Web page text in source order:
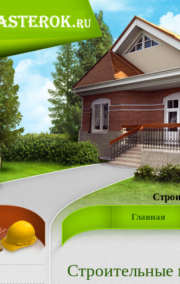
Главная
Строительные